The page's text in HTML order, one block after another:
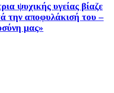
ψυχικής υγείας βίαζε
την αποφυλάκισή του –
μας»